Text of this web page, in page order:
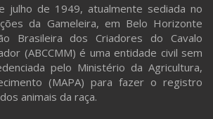
julho de 1949, atualmente sediada no
da Gameleira, em Belo Horizonte
Brasileira dos Criadores do Cavalo
(ABCCMM) é uma entidade civil sem
pelo Ministério da Agricultura,
(MAPA) para fazer o registro
animais da raça.